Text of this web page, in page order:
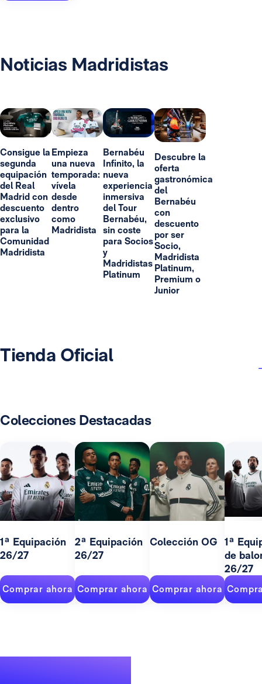
Noticias Madridistas
Consigue la
segunda
equipación
del Real
Madrid con
descuento
exclusivo
para la
Comunidad
Madridista
Empieza
una nueva
temporada:
vívela
desde
dentro
como
Madridista
Bernabéu
Infinito, la
nueva
experiencia
inmersiva
del Tour
Bernabéu,
sin coste
para Socios
y
Madridistas
Platinum
Descubre la
oferta
gastronómica
del
Bernabéu
con
descuento
por ser
Socio,
Madridista
Platinum,
Premium o
Junior
Tienda Oficial
Colecciones Destacadas
1ª Equipación
26/27
Comprar ahora
2ª Equipación
26/27
Comprar ahora
Colección OG
Comprar ahora
1ª
de
26/27